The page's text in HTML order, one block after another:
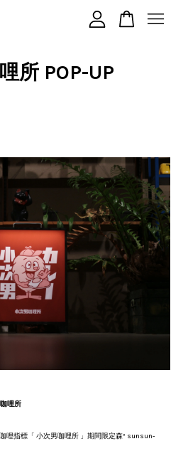
所 POP-UP
哩所
哩指標「 小次男咖哩所 」期間限定森³ sunsun-
前還是空的。